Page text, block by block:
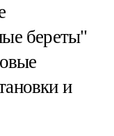
береты"
и